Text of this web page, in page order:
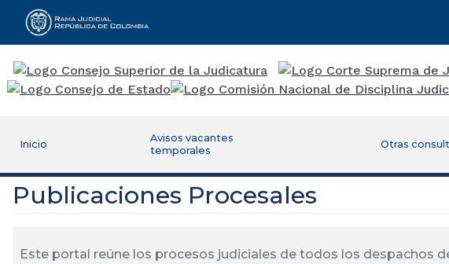
Rama Judicial
Inicio
Avisos vacantes
temporales
Otras
Publicaciones Procesales
Este portal reúne los procesos judiciales de todos los despachos